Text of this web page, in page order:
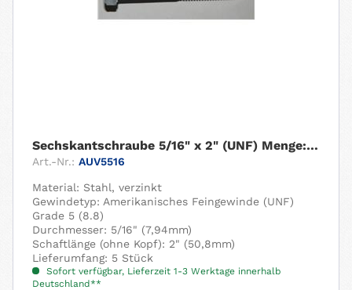
Sechskantschraube 5/16" x 2" (UNF) Menge: 5 Stück
Art.-Nr.: AUV5516
Material: Stahl, verzinkt
Gewindetyp: Amerikanisches Feingewinde (UNF)
Grade 5 (8.8)
Durchmesser: 5/16" (7,94mm)
Schaftlänge (ohne Kopf): 2" (50,8mm)
Lieferumfang: 5 Stück
Sofort verfügbar, Lieferzeit 1-3 Werktage innerhalb
Deutschland**